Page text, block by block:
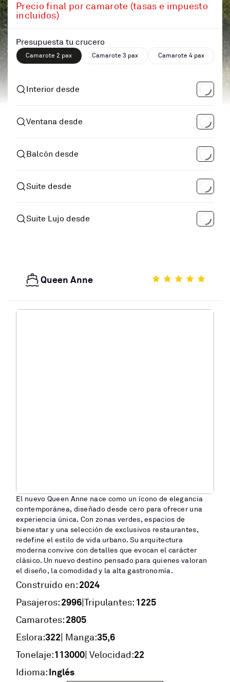
Precio final por camarote (tasas e impuesto
incluidos)
Presupuesta tu crucero
Camarote 2 pax Camarote 3 pax Camarote 4 pax
Interior desde
Ventana desde
Balcón desde
Suite desde
Suite Lujo desde
Queen Anne
El nuevo Queen Anne nace como un ícono de elegancia
contemporánea, diseñado desde cero para ofrecer una
experiencia única. Con zonas verdes, espacios de
bienestar y una selección de exclusivos restaurantes,
redefine el estilo de vida urbano. Su arquitectura
moderna convive con detalles que evocan el carácter
clásico. Un nuevo destino pensado para quienes valoran
el diseño, la comodidad y la alta gastronomía.
Construido en:2024
Pasajeros:2996|Tripulantes: 1225
Camarotes:2805
Eslora:322| Manga:35,6
Tonelaje:113000| Velocidad:22
Idioma:Inglés